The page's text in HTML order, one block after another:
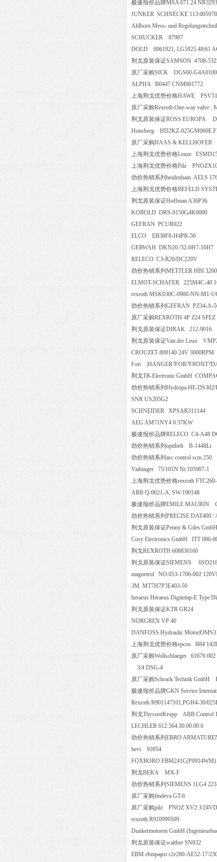
极速报价品牌MSA 671.24
JUNKER SCHNECKE
Ahlborn Mess- und
SCHUCKER 87907
DOLD 0061921, LG5925.48/
荆戈原装保证SAMSON 4708-
原厂采购SICK DGS60-
ALPHA B0447 CNM001772
上海荆戈优势价格HAWE
原厂采购Rexroth One-way
荆戈原装保证ROSS
Honsberg HD2KZ-
原厂采购HAAS &
上海荆戈优势价格Lenze
上海荆戈优势价格Pilz
劲价热销系列heidenhain
上海荆戈优势价格BEFELD
荆戈原装保证Hoffman
KOBOLD DRS-
GEFRAN PCUR022
ELCO EB38F8-H4PR-50
GERWAH DKN20 /32-6H7-
RELECO C3-R20/DC220V
劲价热销系列METTLER HBI
ELMOT-SCHAFER 225M4C-
rexroth MSK030C-0900-NN-
劲价热销系列GEFRAN
原厂采购REXROTH 4P Z24
荆戈原装保证DIRAK 212-
荆戈原装保证Van der Leun
CROUZET 808140 24V
Fori
荆戈TR-Electronic GmbH
劲价热销系列Hydropa HE-
SNR US205G2
SCHNEIDER XPSAR311144
AEG AM71NY4 0.37KW
极速报价品牌RELECO C4-
劲价热销系列optibelt B-
劲价热销系列asc control scm
Vaihinger 75/101N
上海荆戈优势价格rexroth
ABB Q-0621-A, SW-190148
极速报价品牌EMILE
劲价热销系列PRECISE
荆戈原装保证Penny & Giles
Cosy Electronics GmbH ITT 086-
荆戈REXROTH 608830160
荆戈原装保证SIEMENS
magnetrol NO.053-1706-002
3M MT7H7P3E403-50
heraeus Heraeus Digitemp-E
荆戈原装保证KTR GR24
NORGREN VP 40
DANFOSS Hydraulic
上海荆戈优势价格epcos B84
原厂采购Wollschlaeger
3/4 DSG-4
原厂采购Schrack Technik
极速报价品牌GKN Service
Rexroth R901147101,PGH4-
荆戈ThyssenKrupp ABB
LECHLER 612.564.30.00.00.0
劲价热销系列EBRO
bevi 93954
FOXBORO
荆戈BEKA MX-F
劲价热销系列SIEMENS
原厂采购findeva GT-6
原厂采购pilz PNOZ XV2 3/
rexroth R910999509
Dunkermotoren GmbH
荆戈原装保证walther SN832
EBM ebmpapst r2e280-AE52-